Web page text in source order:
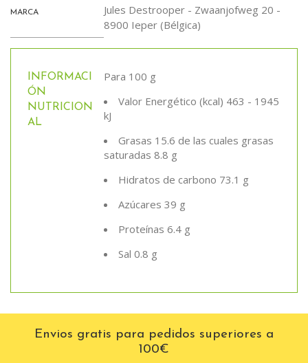
MARCA
Jules Destrooper - Zwaanjofweg 20 -
8900 Ieper (Bélgica)
INFORMACI
ÓN
NUTRICION
AL
Para 100 g
Valor Energético (kcal) 463 - 1945
kJ
Grasas 15.6 de las cuales grasas
saturadas 8.8 g
Hidratos de carbono 73.1 g
Azúcares 39 g
Proteínas 6.4 g
Sal 0.8 g
Envios gratis para pedidos superiores a
100€